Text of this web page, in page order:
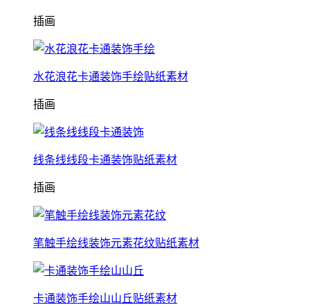
插画
水花浪花卡通装饰手绘贴纸素材
插画
线条线线段卡通装饰贴纸素材
插画
笔触手绘线装饰元素花纹贴纸素材
卡通装饰手绘山山丘贴纸素材